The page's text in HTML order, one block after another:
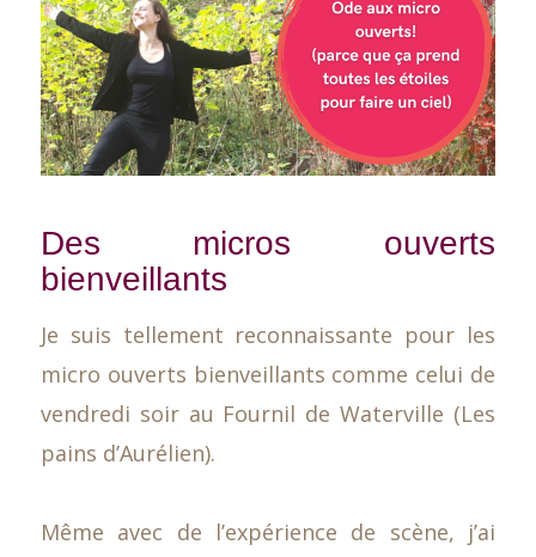
Des micros ouverts
bienveillants
Je suis tellement reconnaissante pour les
micro ouverts bienveillants comme celui de
vendredi soir au Fournil de Waterville (Les
pains d’Aurélien).
Même avec de l’expérience de scène, j’ai